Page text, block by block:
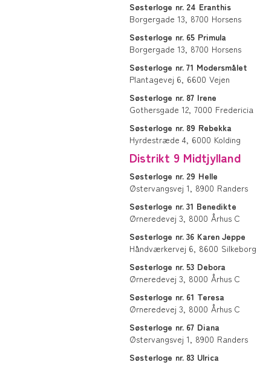
Søsterloge nr. 24 Eranthis
Borgergade 13, 8700 Horsens
Søsterloge nr. 65 Primula
Borgergade 13, 8700 Horsens
Søsterloge nr. 71 Modersmålet
Plantagevej 6, 6600 Vejen
Søsterloge nr. 87 Irene
Gothersgade 12, 7000 Fredericia
Søsterloge nr. 89 Rebekka
Hyrdestræde 4, 6000 Kolding
Distrikt 9 Midtjylland
Søsterloge nr. 29 Helle
Østervangsvej 1, 8900 Randers
Søsterloge nr. 31 Benedikte
Ørneredevej 3, 8000 Århus C
Søsterloge nr. 36 Karen Jeppe
Håndværkervej 6, 8600 Silkeborg
Søsterloge nr. 53 Debora
Ørneredevej 3, 8000 Århus C
Søsterloge nr. 61 Teresa
Ørneredevej 3, 8000 Århus C
Søsterloge nr. 67 Diana
Østervangsvej 1, 8900 Randers
Søsterloge nr. 83 Ulrica